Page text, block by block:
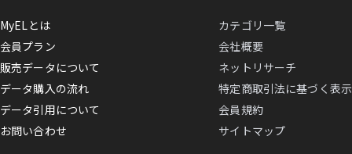
MyELとは
会員プラン
販売データについて
データ購入の流れ
データ引用について
お問い合わせ
カテゴリ一覧
会社概要
ネットリサーチ
特定商取引法に基づく表示
会員規約
サイトマップ